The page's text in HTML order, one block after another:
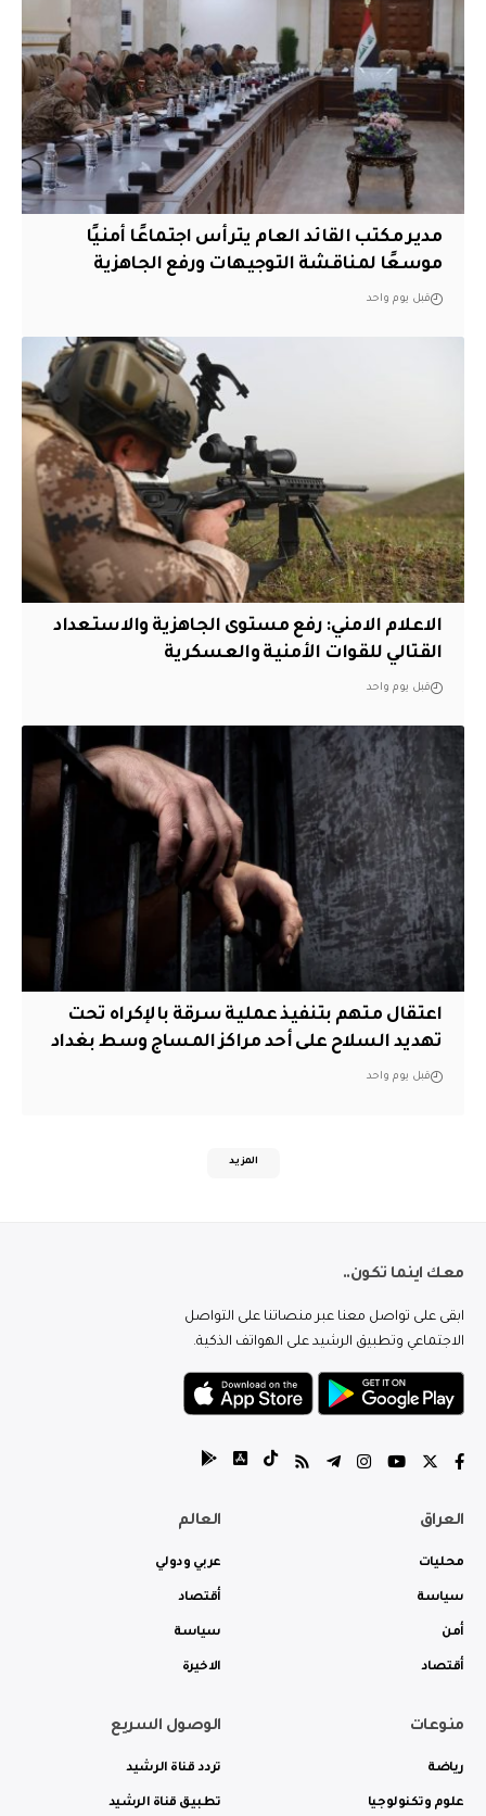
مدير مكتب القائد العام يترأس اجتماعًا أمنيًا
موسعًا لمناقشة التوجيهات ورفع الجاهزية
قبل يوم واحد
الاعلام الامني: رفع مستوى الجاهزية والاستعداد
القتالي للقوات الأمنية والعسكرية
قبل يوم واحد
اعتقال متهم بتنفيذ عملية سرقة بالإكراه تحت
تهديد السلاح على أحد مراكز المساج وسط بغداد
قبل يوم واحد
المزيد
معك اينما تكون..
ابقى على تواصل معنا عبر منصاتنا على التواصل
الاجتماعي وتطبيق الرشيد على الهواتف الذكية.
العراق
محليات
سياسة
أمن
أقتصاد
العالم
عربي ودولي
أقتصاد
سياسة
الاخيرة
منوعات
رياضة
علوم وتكنولوجيا
الوصول السريع
تردد قناة الرشيد
تطبيق قناة الرشيد